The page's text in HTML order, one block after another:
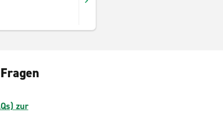
zur